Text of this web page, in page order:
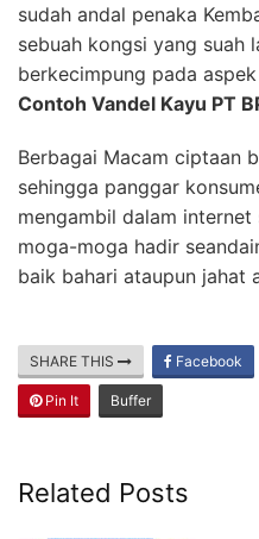
sudah andal penaka
sebuah kongsi yang suah
berkecimpung pada
Contoh Vandel Kayu PT
Berbagai Macam ciptaan
sehingga panggar
mengambil dalam
moga-moga hadir
baik bahari ataupun jahat
SHARE THIS Facebook
Pin It Buffer
Related Posts